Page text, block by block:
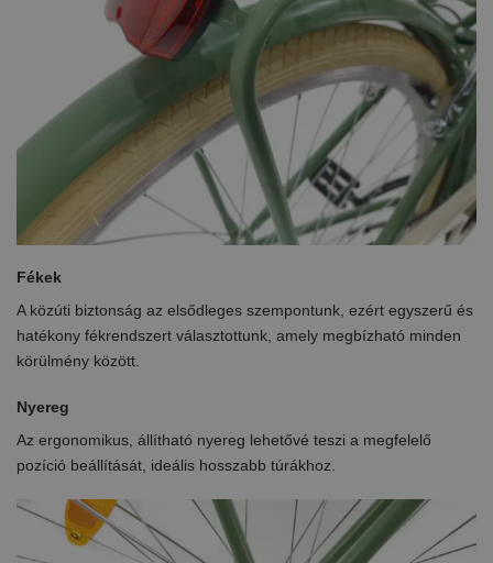
Fékek
A közúti biztonság az elsődleges szempontunk, ezért egyszerű és
hatékony fékrendszert választottunk, amely megbízható minden
körülmény között.
Nyereg
Az ergonomikus, állítható nyereg lehetővé teszi a megfelelő
pozíció beállítását, ideális hosszabb túrákhoz.